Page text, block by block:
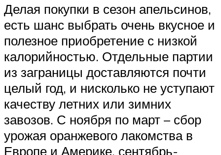
Делая покупки в сезон апельсинов,
есть шанс выбрать очень вкусное и
полезное приобретение с низкой
калорийностью. Отдельные партии
из заграницы доставляются почти
целый год, и нисколько не уступают
качеству летних или зимних
завозов. С ноября по март – сбор
урожая оранжевого лакомства в
Европе и Америке, сентябрь-